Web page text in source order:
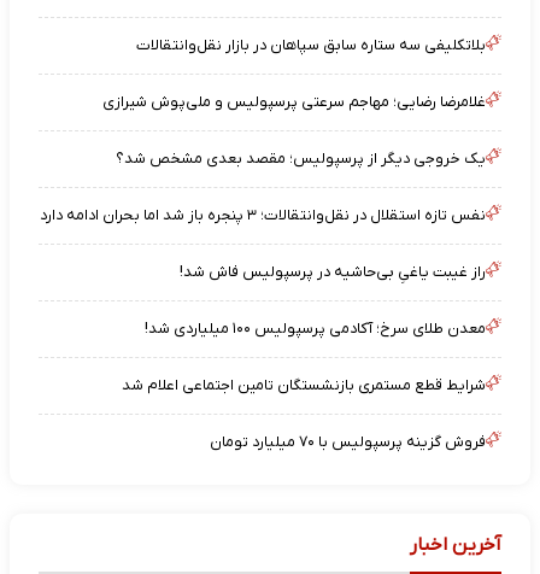
بلاتکلیفی سه ستاره سابق سپاهان در بازار نقل‌وانتقالات
غلامرضا رضایی؛ مهاجم سرعتی پرسپولیس و ملی‌پوش شیرازی
یک خروجی دیگر از پرسپولیس؛ مقصد بعدی مشخص شد؟
نفس تازه استقلال در نقل‌وانتقالات؛ ۳ پنجره باز شد اما بحران ادامه دارد
راز غیبت یاغیِ بی‌حاشیه در پرسپولیس فاش شد!
معدن طلای سرخ؛ آکادمی پرسپولیس ۱۰۰ میلیاردی شد!
شرایط قطع مستمری بازنشستگان تامین اجتماعی اعلام شد
فروش گزینه پرسپولیس با ۷۰ میلیارد تومان
آخرین اخبار